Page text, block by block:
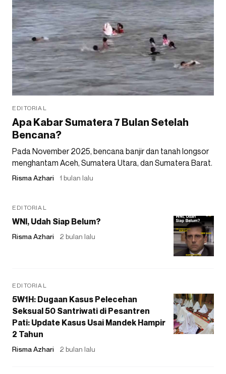
EDITORIAL
Apa Kabar Sumatera 7 Bulan Setelah
Bencana?
Pada November 2025, bencana banjir dan tanah longsor
menghantam Aceh, Sumatera Utara, dan Sumatera Barat.
Risma Azhari 1 bulan lalu
EDITORIAL
WNI, Udah Siap Belum?
Risma Azhari 2 bulan lalu
EDITORIAL
5W1H: Dugaan Kasus Pelecehan
Seksual 50 Santriwati di Pesantren
Pati: Update Kasus Usai Mandek Hampir
2 Tahun
Risma Azhari 2 bulan lalu